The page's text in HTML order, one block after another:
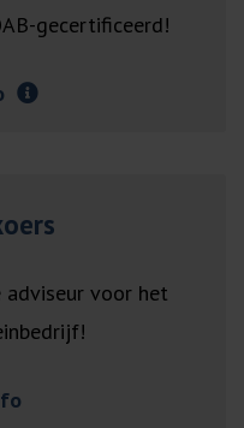
gecertificeerd!
voor het